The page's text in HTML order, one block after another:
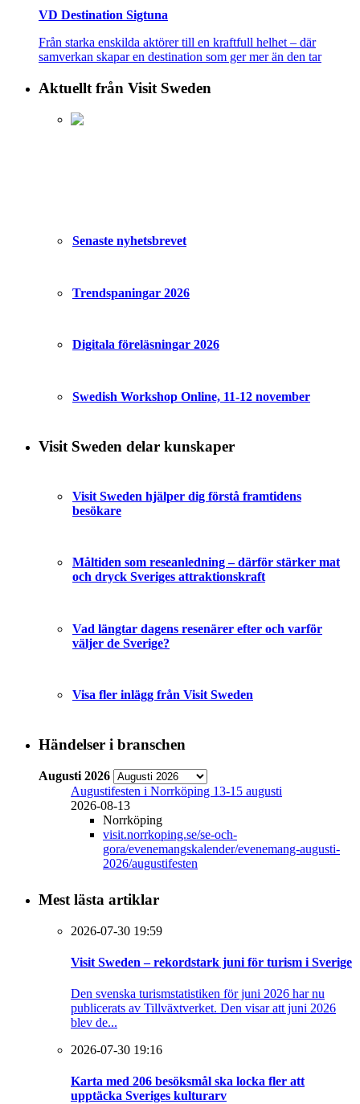
VD Destination Sigtuna
Från starka enskilda aktörer till en kraftfull helhet – där
samverkan skapar en destination som ger mer än den tar
Aktuellt från Visit Sweden
Senaste nyhetsbrevet
Trendspaningar 2026
Digitala föreläsningar 2026
Swedish Workshop Online, 11-12 november
Visit Sweden delar kunskaper
Visit Sweden hjälper dig förstå framtidens
besökare
Måltiden som reseanledning – därför stärker mat
och dryck Sveriges attraktionskraft
Vad längtar dagens resenärer efter och varför
väljer de Sverige?
Visa fler inlägg från Visit Sweden
Händelser i branschen
Augusti 2026
Augustifesten i Norrköping 13-15 augusti
2026-08-13
Norrköping
visit.norrkoping.se/se-och-
gora/evenemangskalender/evenemang-augusti-
2026/augustifesten
Mest lästa artiklar
2026-07-30 19:59
Visit Sweden – rekordstark juni för turism i Sverige
Den svenska turismstatistiken för juni 2026 har nu
publicerats av Tillväxtverket. Den visar att juni 2026
blev de...
2026-07-30 19:16
Karta med 206 besöksmål ska locka fler att
upptäcka Sveriges kulturarv